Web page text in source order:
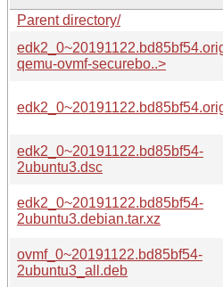
Parent directory/
qemu-ovmf-securebo..>
edk2_0~20191122.bd85bf54-
2ubuntu3.dsc
edk2_0~20191122.bd85bf54-
2ubuntu3.debian.tar.xz
ovmf_0~20191122.bd85bf54-
2ubuntu3_all.deb